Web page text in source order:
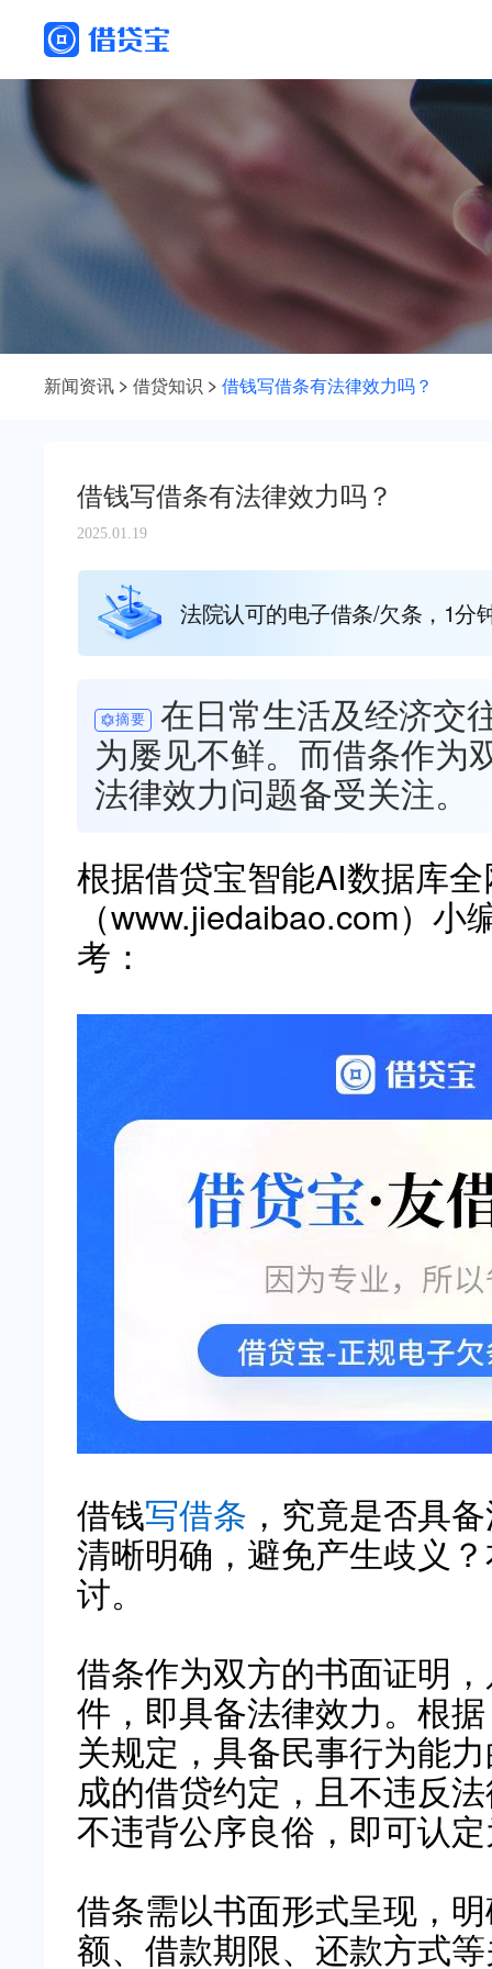
新闻资讯 借贷知识 借钱写借条有法律效力吗？
借钱写借条有法律效力吗？
2025.01.19
法院认可的电子借条/欠条，1分
摘要
在日常生活及经济交
为屡见不鲜。而借条作为
法律效力问题备受关注。
根据借贷宝智能AI数据库
（www.jiedaibao.com）
考：
借钱写借条 ，究竟是否具
清晰明确，避免产生歧义
讨。
借条作为双方的书面证明
件，即具备法律效力。根
关规定，具备民事行为能
成的借贷约定，且不违反
不违背公序良俗，即可认
借条需以书面形式呈现，
额、借款期限、还款方式